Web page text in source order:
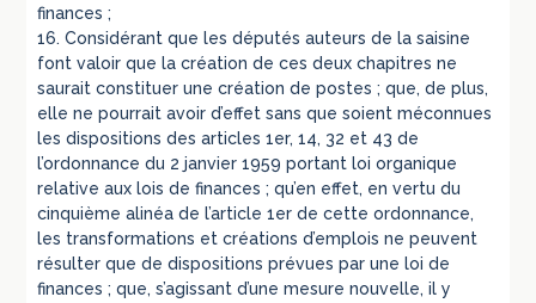
finances ;
16. Considérant que les députés auteurs de la saisine
font valoir que la création de ces deux chapitres ne
saurait constituer une création de postes ; que, de plus,
elle ne pourrait avoir d’effet sans que soient méconnues
les dispositions des articles 1er, 14, 32 et 43 de
l’ordonnance du 2 janvier 1959 portant loi organique
relative aux lois de finances ; qu’en effet, en vertu du
cinquième alinéa de l’article 1er de cette ordonnance,
les transformations et créations d’emplois ne peuvent
résulter que de dispositions prévues par une loi de
finances ; que, s’agissant d’une mesure nouvelle, il y